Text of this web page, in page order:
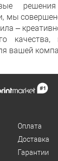
мы
–
качества,
вашей
Оплата
Доставка
Гарантии